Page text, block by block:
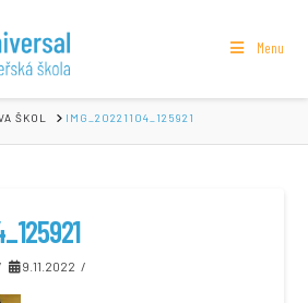
Menu
ŠKOL IMG_20221104_125921
9.11.2022